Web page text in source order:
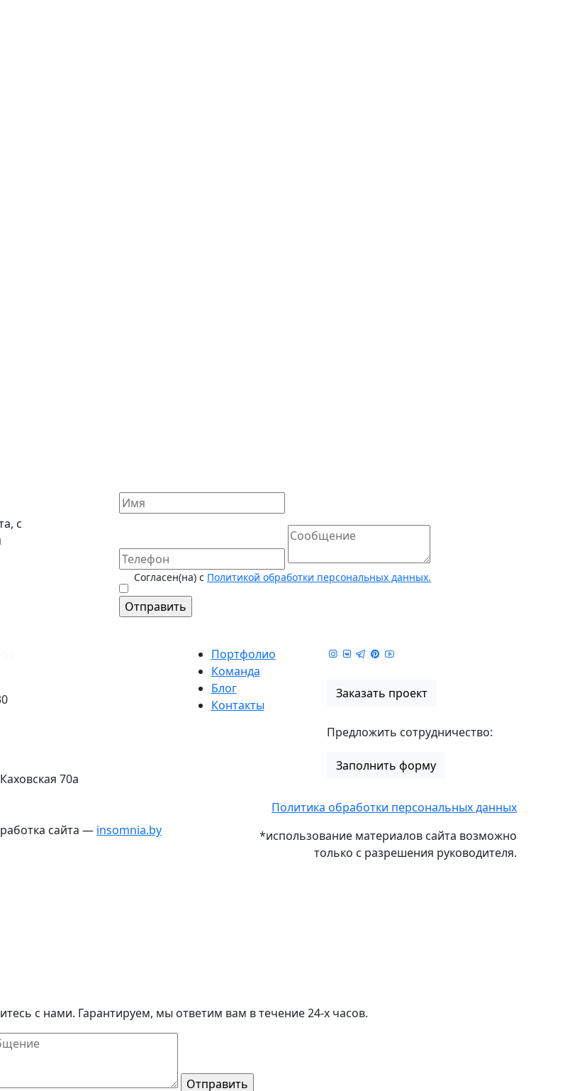
с
Согласен(на) с Политикой обработки персональных данных.
70а
Портфолио
Команда
Блог
Контакты
Заказать проект
Предложить сотрудничество:
Заполнить форму
сайта — insomnia.by
Политика обработки персональных данных
*использование материалов сайта возможно
только с разрешения руководителя.
с нами. Гарантируем, мы ответим вам в течение 24-х часов.